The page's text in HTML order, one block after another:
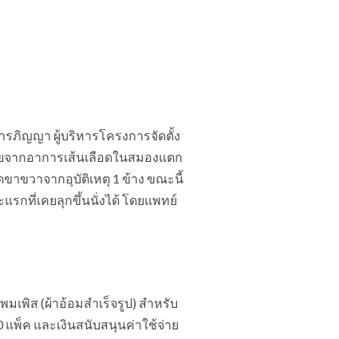
รภิญญา ผู้บริหารโครงการจัดตั้ง
ากอาการเส้นเลือดในสมองแตก
ขาขวาจากอุบัติเหตุ 1 ข้าง ขณะนี้
แรกที่เคยลุกขึ้นนั่งได้ โดยแพทย์
เพิส (ผ้าอ้อมสำเร็จรูป) สำหรับ
แพ็ค และเงินสนับสนุนค่าใช้จ่าย